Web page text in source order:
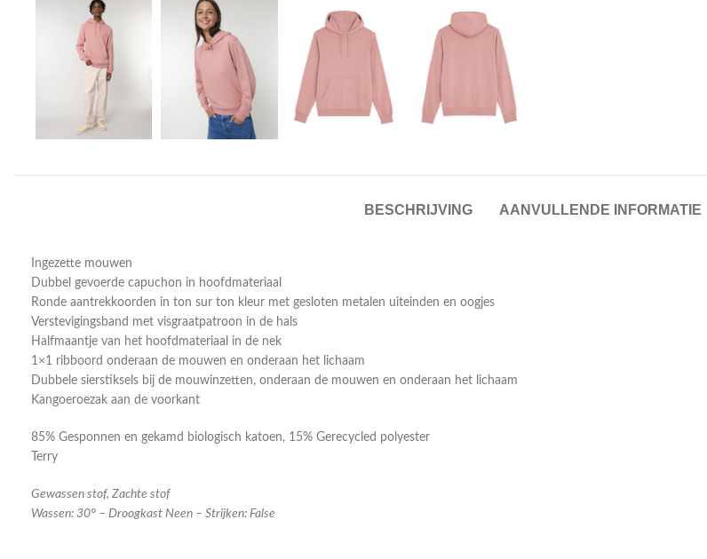
BESCHRIJVING AANVULLENDE INFORMATIE
Ingezette mouwen
Dubbel gevoerde capuchon in hoofdmateriaal
Ronde aantrekkoorden in ton sur ton kleur met gesloten metalen uiteinden en oogjes
Verstevigingsband met visgraatpatroon in de hals
Halfmaantje van het hoofdmateriaal in de nek
1×1 ribboord onderaan de mouwen en onderaan het lichaam
Dubbele sierstiksels bij de mouwinzetten, onderaan de mouwen en onderaan het lichaam
Kangoeroezak aan de voorkant
85% Gesponnen en gekamd biologisch katoen, 15% Gerecycled polyester
Terry
Gewassen stof, Zachte stof
Wassen: 30° – Droogkast Neen – Strijken: False